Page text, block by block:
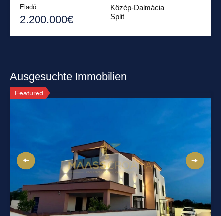
Eladó
2.200.000€
Közép-Dalmácia
Split
Ausgesuchte Immobilien
Featured